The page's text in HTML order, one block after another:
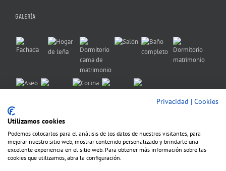
GALERÍA
Privacidad | Cookies
Utilizamos cookies
Podemos colocarlos para el análisis de los datos de nuestros visitantes, para
mejorar nuestro sitio web, mostrar contenido personalizado y brindarle una
excelente experiencia en el sitio web. Para obtener más información sobre las
cookies que utilizamos, abra la configuración.